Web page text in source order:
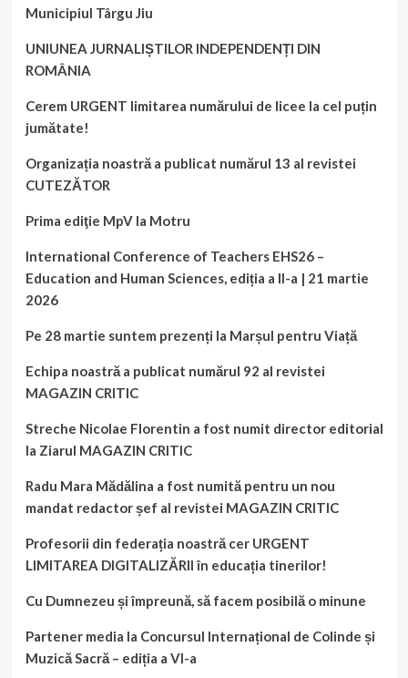
Municipiul Târgu Jiu
UNIUNEA JURNALIȘTILOR INDEPENDENȚI DIN
ROMÂNIA
Cerem URGENT limitarea numărului de licee la cel puțin
jumătate!
Organizația noastră a publicat numărul 13 al revistei
CUTEZĂTOR
Prima ediţie MpV la Motru
International Conference of Teachers EHS26 –
Education and Human Sciences, ediția a II-a | 21 martie
2026
Pe 28 martie suntem prezenți la Marșul pentru Viață
Echipa noastră a publicat numărul 92 al revistei
MAGAZIN CRITIC
Streche Nicolae Florentin a fost numit director editorial
la Ziarul MAGAZIN CRITIC
Radu Mara Mădălina a fost numită pentru un nou
mandat redactor șef al revistei MAGAZIN CRITIC
Profesorii din federația noastră cer URGENT
LIMITAREA DIGITALIZĂRII în educația tinerilor!
Cu Dumnezeu și împreună, să facem posibilă o minune
Partener media la Concursul Internațional de Colinde și
Muzică Sacră – ediția a VI-a